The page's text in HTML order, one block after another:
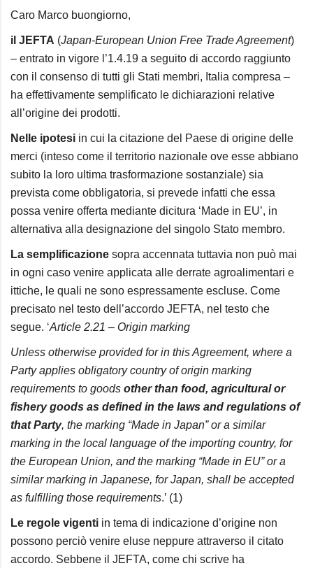
Caro Marco buongiorno,
il JEFTA (Japan-European Union Free Trade Agreement)
– entrato in vigore l’1.4.19 a seguito di accordo raggiunto
con il consenso di tutti gli Stati membri, Italia compresa –
ha effettivamente semplificato le dichiarazioni relative
all’origine dei prodotti.
Nelle ipotesi in cui la citazione del Paese di origine delle
merci (inteso come il territorio nazionale ove esse abbiano
subito la loro ultima trasformazione sostanziale) sia
prevista come obbligatoria, si prevede infatti che essa
possa venire offerta mediante dicitura ‘Made in EU’, in
alternativa alla designazione del singolo Stato membro.
La semplificazione sopra accennata tuttavia non può mai
in ogni caso venire applicata alle derrate agroalimentari e
ittiche, le quali ne sono espressamente escluse. Come
precisato nel testo dell’accordo JEFTA, nel testo che
segue. ‘Article 2.21 – Origin marking
Unless otherwise provided for in this Agreement, where a
Party applies obligatory country of origin marking
requirements to goods other than food, agricultural or
fishery goods as defined in the laws and regulations of
that Party, the marking “Made in Japan” or a similar
marking in the local language of the importing country, for
the European Union, and the marking “Made in EU” or a
similar marking in Japanese, for Japan, shall be accepted
as fulfilling those requirements.’ (1)
Le regole vigenti in tema di indicazione d’origine non
possono perciò venire eluse neppure attraverso il citato
accordo. Sebbene il JEFTA, come chi scrive ha